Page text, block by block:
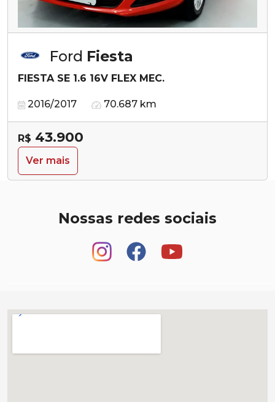
Ford Fiesta
FIESTA SE 1.6 16V FLEX MEC.
2016/2017 70.687 km
R$ 43.900
Ver mais
Nossas redes sociais